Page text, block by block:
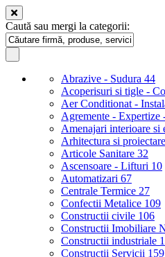
Caută sau mergi la categorii:
Abrazive - Sudura 44
Acoperisuri si tigle -
Aer Conditionat -
Agremente - Expertize
Amenajari interioare si
Arhitectura si proiectare
Articole Sanitare 32
Ascensoare - Lifturi 10
Automatizari 67
Centrale Termice 27
Confectii Metalice 109
Constructii civile 106
Constructii Imobiliare
Constructii industriale
Constructii Servicii 159